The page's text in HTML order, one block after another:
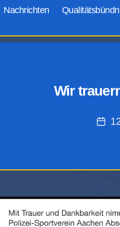
Nachrichten
Wir
Post